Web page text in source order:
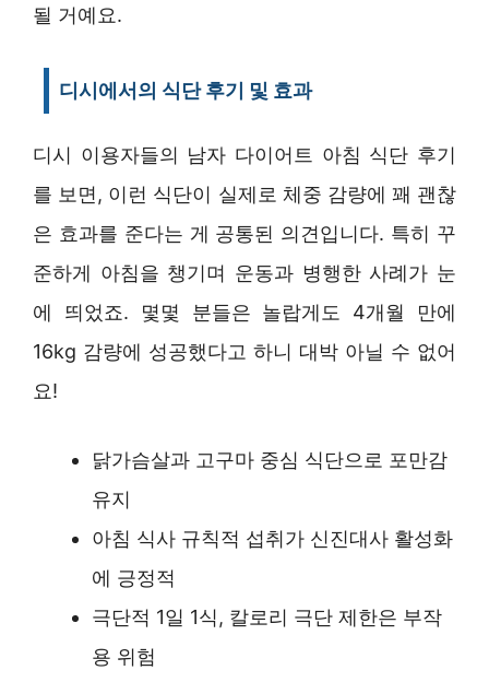
될 거예요.
디시에서의 식단 후기 및 효과
디시 이용자들의 남자 다이어트 아침 식단 후기
를 보면, 이런 식단이 실제로 체중 감량에 꽤 괜찮
은 효과를 준다는 게 공통된 의견입니다. 특히 꾸
준하게 아침을 챙기며 운동과 병행한 사례가 눈
에 띄었죠. 몇몇 분들은 놀랍게도 4개월 만에
16kg 감량에 성공했다고 하니 대박 아닐 수 없어
요!
닭가슴살과 고구마 중심 식단으로 포만감
유지
아침 식사 규칙적 섭취가 신진대사 활성화
에 긍정적
극단적 1일 1식, 칼로리 극단 제한은 부작
용 위험